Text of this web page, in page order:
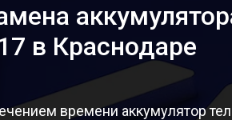
в Краснодаре
времени аккумулятор